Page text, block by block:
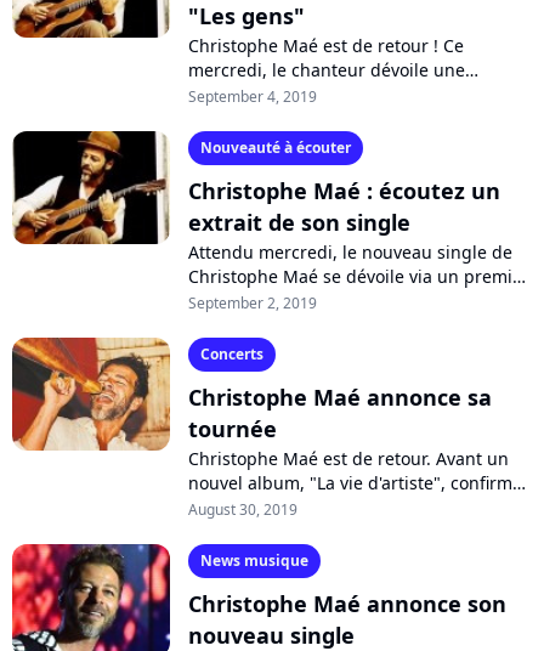
"Les gens"
Christophe Maé est de retour ! Ce
mercredi, le chanteur dévoile une
nouvelle ballade célébrant la vie de tous
September 4, 2019
Nouveauté à écouter
Christophe Maé : écoutez un
extrait de son single
Attendu mercredi, le nouveau single de
Christophe Maé se dévoile via un premier
extrait de 15 secondes. Le chanteur
September 2, 2019
Concerts
Christophe Maé annonce sa
tournée
Christophe Maé est de retour. Avant un
nouvel album, "La vie d'artiste", confirmé
pour la rentrée, le chanteur vient
August 30, 2019
News musique
Christophe Maé annonce son
nouveau single